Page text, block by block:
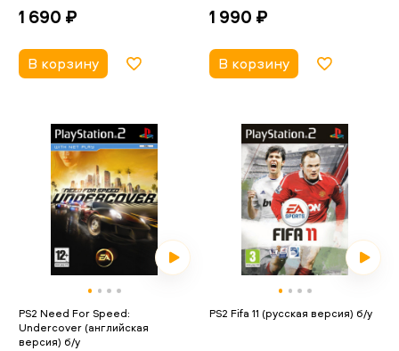
1 690 ₽
В корзину
1 990 ₽
В корзину
PS2 Need For Speed:
Undercover (английская
версия) б/у
PS2 Fifa 11 (русская версия) б/у